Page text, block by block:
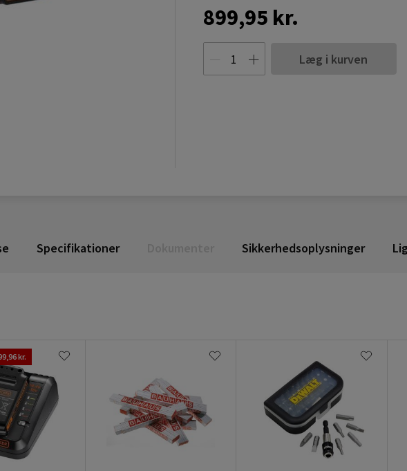
899,95 kr.
Læg i kurven
Specifikationer Sikkerhedsoplysninger
kr.